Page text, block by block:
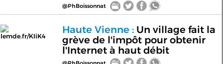
@PhBoissonnat
lemde.fr/KIiK4
Haute Vienne :Un village fait la
grève de l'impôt pour obtenir
l'Internet à haut débit